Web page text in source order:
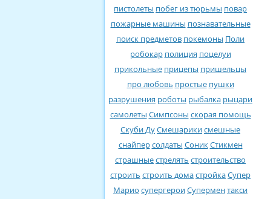
пистолеты побег из тюрьмы повар
пожарные машины познавательные
поиск предметов покемоны Поли
робокар полиция поцелуи
прикольные прицепы пришельцы
про любовь простые пушки
разрушения роботы рыбалка рыцари
самолеты Симпсоны скорая помощь
Скуби ДуСмешарикисмешные
снайперсолдаты СоникСтикмен
страшныестрелять строительство
строить строить домастройкаСупер
Марио супергероиСуперментакси